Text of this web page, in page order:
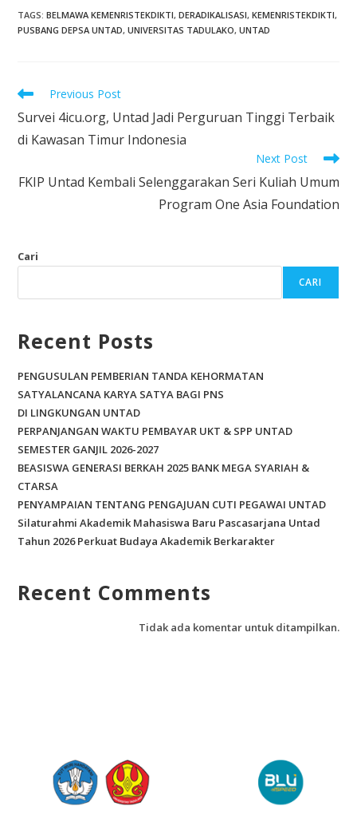
e
b
o
k
itt
er
ai
l
ar
e
TAGS:BELMAWA KEMENRISTEKDIKTI, DERADIKALISASI, KEMENRISTEKDIKTI,
PUSBANG DEPSA UNTAD, UNIVERSITAS TADULAKO, UNTAD
Previous Post
Survei 4icu.org, Untad Jadi Perguruan Tinggi Terbaik
di Kawasan Timur Indonesia
Next Post
FKIP Untad Kembali Selenggarakan Seri Kuliah Umum
Program One Asia Foundation
Cari
CARI
Recent Posts
PENGUSULAN PEMBERIAN TANDA KEHORMATAN
SATYALANCANA KARYA SATYA BAGI PNS
DI LINGKUNGAN UNTAD
PERPANJANGAN WAKTU PEMBAYAR UKT & SPP UNTAD
SEMESTER GANJIL 2026-2027
BEASISWA GENERASI BERKAH 2025 BANK MEGA SYARIAH &
CTARSA
PENYAMPAIAN TENTANG PENGAJUAN CUTI PEGAWAI UNTAD
Silaturahmi Akademik Mahasiswa Baru Pascasarjana Untad
Tahun 2026 Perkuat Budaya Akademik Berkarakter
Recent Comments
Tidak ada komentar untuk ditampilkan.